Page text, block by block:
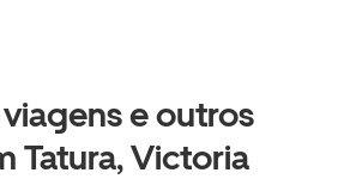
e outros
Tatura, Victoria